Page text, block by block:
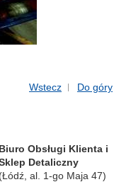
Wstecz Do góry
Biuro Obsługi Klienta i
Detaliczny
(Łódź, al. 1-go Maja 47)